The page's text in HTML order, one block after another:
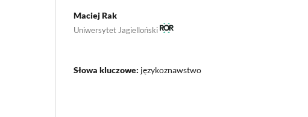
Maciej Rak
Uniwersytet Jagielloński
Słowa kluczowe: językoznawstwo